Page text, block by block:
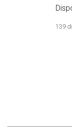
139